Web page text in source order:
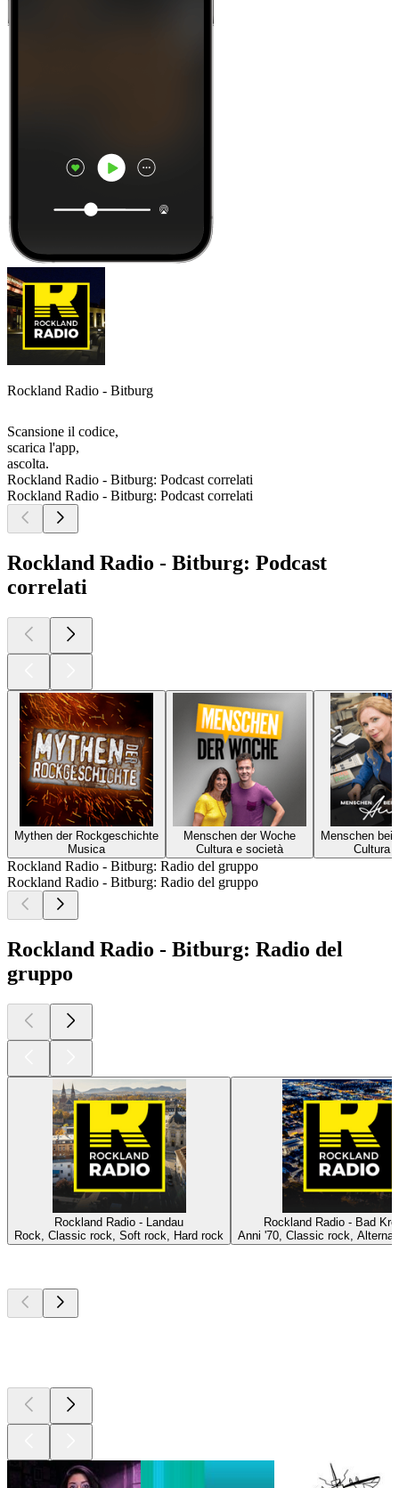
Rockland Radio - Bitburg
Scansione il codice,
scarica l'app,
ascolta.
Rockland Radio - Bitburg: Podcast correlati
Rockland Radio - Bitburg: Podcast correlati
Rockland Radio - Bitburg: Podcast
correlati
Mythen der Rockgeschichte
Musica
Menschen der Woche
Cultura e società
Menschen bei
Cultura
Rockland Radio - Bitburg: Radio del gruppo
Rockland Radio - Bitburg: Radio del gruppo
Rockland Radio - Bitburg: Radio del
gruppo
Rockland Radio - Landau
Rock, Classic rock, Soft rock, Hard rock
Rockland Radio - Bad
Anni '70, Classic rock,